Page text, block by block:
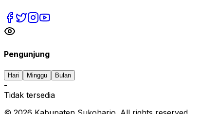
Pengunjung
Hari Minggu Bulan
-
Tidak tersedia